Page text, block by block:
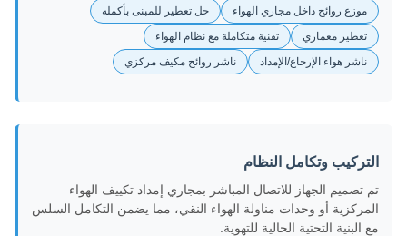
موزع روائح داخل مجاري الهواء
حل تعطير للمبنى بأكمله
تعطير معماري
تقنية متكاملة مع نظام الهواء
ناشر هواء الإرجاع/الإمداد
ناشر روائح مكيف مركزي
التركيب وتكامل النظام
تم تصميم الجهاز للاتصال المباشر بمجاري إمداد تكييف الهواء
المركزية أو وحدات مناولة الهواء النقي، مما يضمن التكامل السلس
مع البنية التحتية الحالية للتهوية.